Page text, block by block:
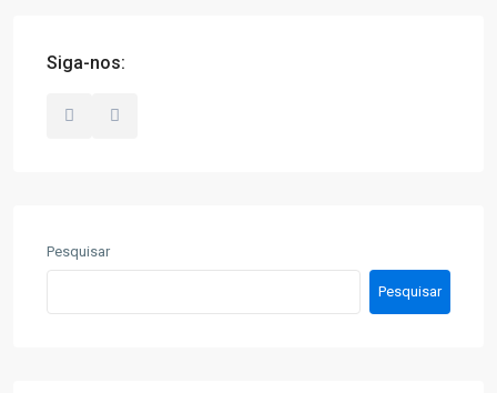
Siga-nos:
Pesquisar
Pesquisar